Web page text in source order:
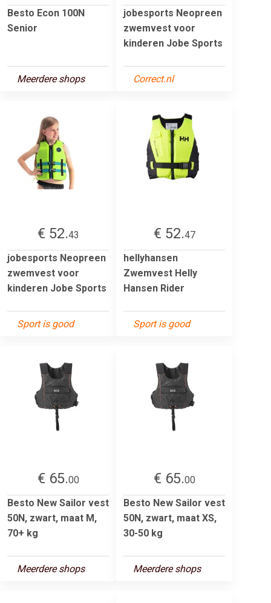
Besto Econ 100N
Senior
Meerdere shops
jobesports Neopreen
zwemvest voor
kinderen Jobe Sports
Correct.nl
€ 52.43
jobesports Neopreen
zwemvest voor
kinderen Jobe Sports
Sport is good
€ 52.47
hellyhansen
Zwemvest Helly
Hansen Rider
Sport is good
€ 65.00
Besto New Sailor vest
50N, zwart, maat M,
70+ kg
Meerdere shops
€ 65.00
Besto New Sailor vest
50N, zwart, maat XS,
30-50 kg
Meerdere shops